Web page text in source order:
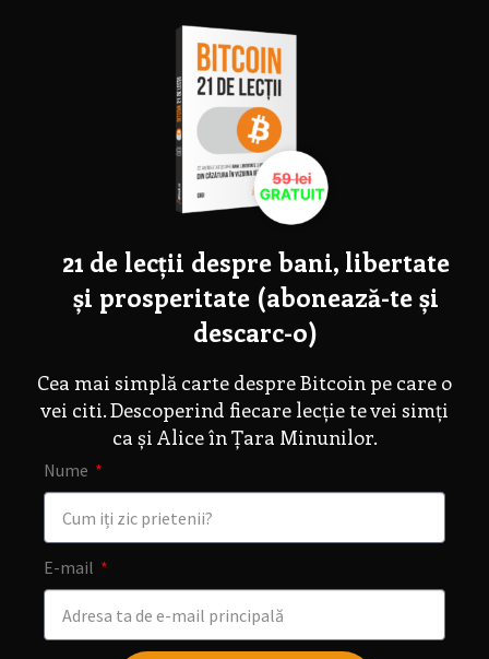
21 de lecții despre bani, libertate
și prosperitate (abonează-te și
descarc-o)
Cea mai simplă carte despre Bitcoin pe care o
vei citi. Descoperind fiecare lecție te vei simți
ca și Alice în Țara Minunilor.
Nume
E-mail